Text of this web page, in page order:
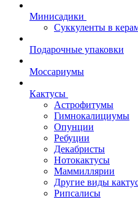
Минисадики
Суккуленты в
Подарочные упаковки
Моссариумы
Кактусы
Астрофитумы
Гимнокалициумы
Опунции
Ребуции
Декабристы
Нотокактусы
Маммиллярии
Другие виды
Рипсалисы